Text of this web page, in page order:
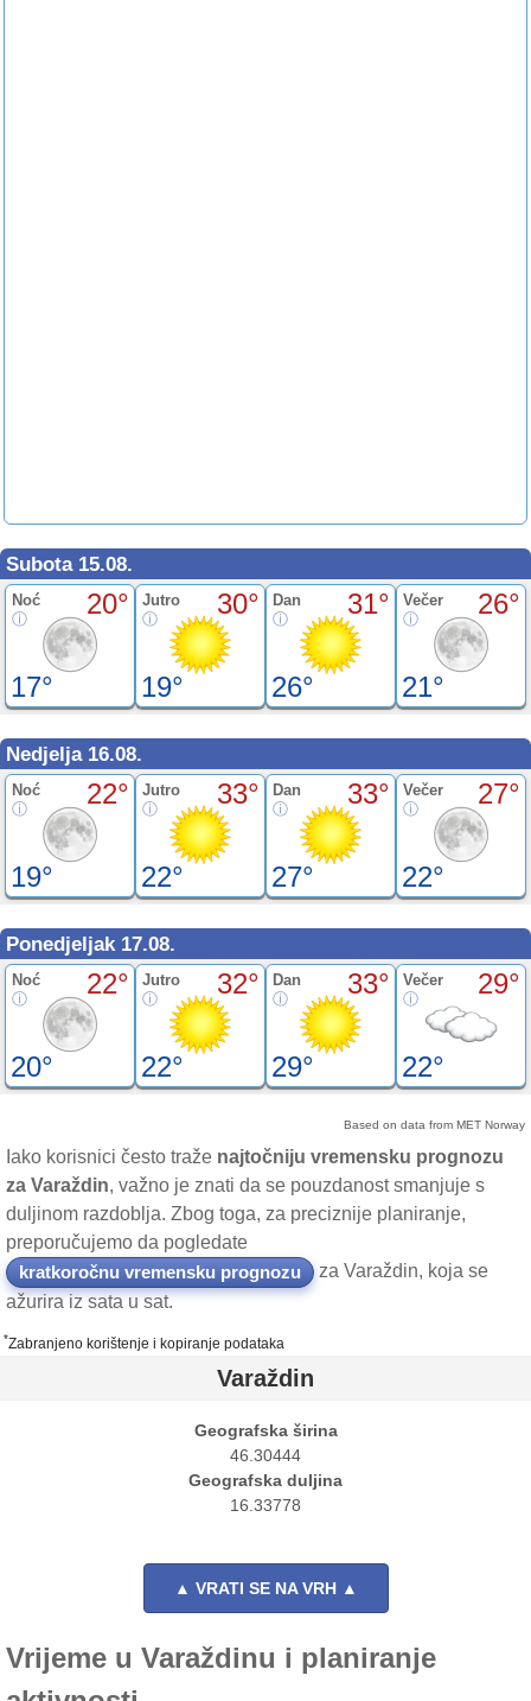
Subota 15.08.
Noć 20°
17°
Jutro 30°
19°
Dan 31°
26°
Večer 26°
21°
Nedjelja 16.08.
Noć 22°
19°
Jutro 33°
22°
Dan 33°
27°
Večer 27°
22°
Ponedjeljak 17.08.
Noć 22°
20°
Jutro 32°
22°
Dan 33°
29°
Večer 29°
22°
Based on data from MET Norway
Iako korisnici često traže najtočniju vremensku prognozu
za Varaždin, važno je znati da se pouzdanost smanjuje s
duljinom razdoblja. Zbog toga, za preciznije planiranje,
preporučujemo da pogledate
kratkoročnu vremensku prognozu
za Varaždin, koja se
ažurira iz sata u sat.
*Zabranjeno korištenje i kopiranje podataka
Varaždin
Geografska širina
46.30444
Geografska duljina
16.33778
▲ VRATI SE NA VRH ▲
Vrijeme u Varaždinu i planiranje